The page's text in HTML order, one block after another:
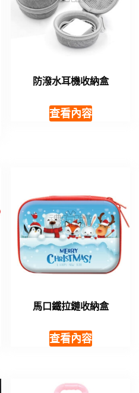
防潑水耳機收納盒
查看內容
馬口鐵拉鏈收納盒
查看內容